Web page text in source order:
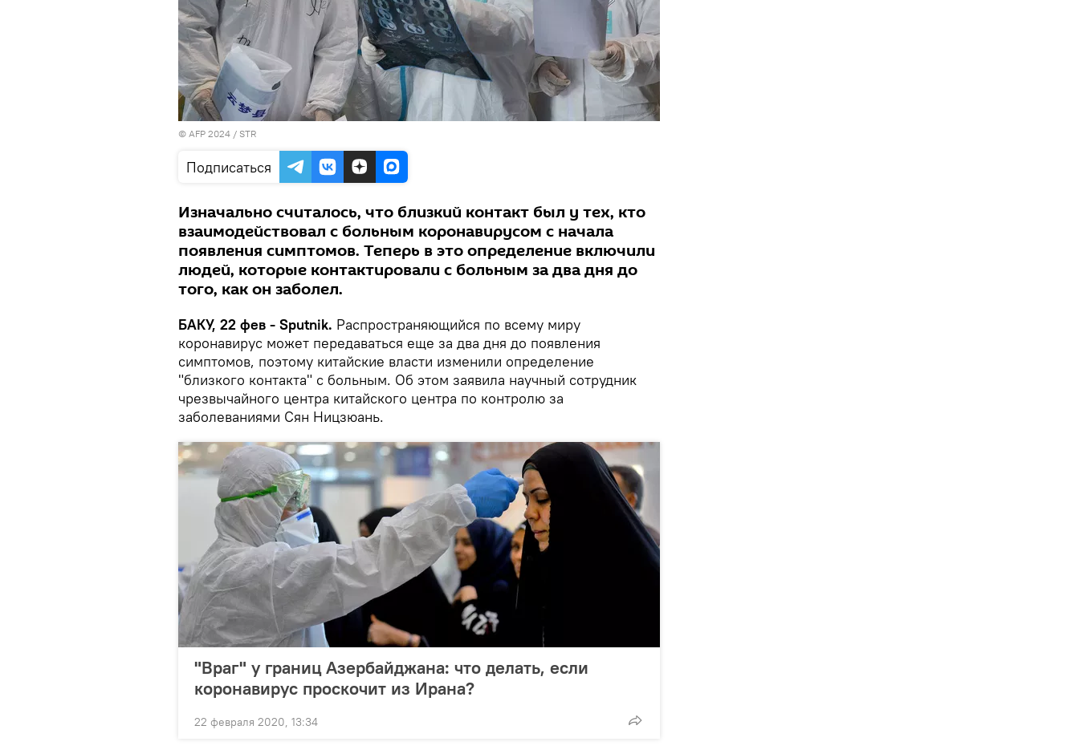
© AFP 2024 / STR
Подписаться
Изначально считалось, что близкий контакт был у тех, кто
взаимодействовал с больным коронавирусом с начала
появления симптомов. Теперь в это определение включили
людей, которые контактировали с больным за два дня до
того, как он заболел.
БАКУ, 22 фев - Sputnik. Распространяющийся по всему миру
коронавирус может передаваться еще за два дня до появления
симптомов, поэтому китайские власти изменили определение
"близкого контакта" с больным. Об этом заявила научный сотрудник
чрезвычайного центра китайского центра по контролю за
заболеваниями Сян Ницзюань.
"Враг" у границ Азербайджана: что делать, если
коронавирус проскочит из Ирана?
22 февраля 2020, 13:34